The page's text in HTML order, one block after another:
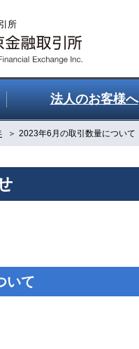
法人のお客様へ
2023年6月の取引数量について
いて